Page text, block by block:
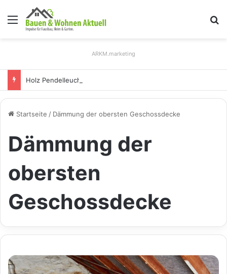
Menü
ARKM.marketing
Startseite / Dämmung der obersten Geschossdecke
Dämmung der
obersten
Geschossdecke